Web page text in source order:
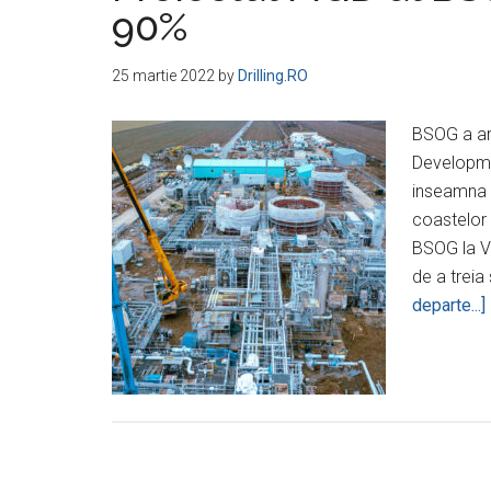
90%
25 martie 2022 by Drilling.RO
BSOG a
coastelor
BSOG la
de a treia
departe...]